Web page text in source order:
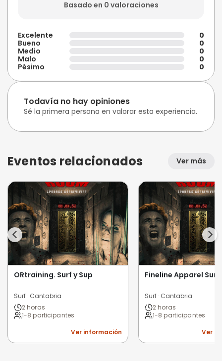
Basado en 0 valoraciones
Excelente
0
Bueno
0
Medio
0
Malo
0
Pésimo
0
Todavía no hay opiniones
Sé la primera persona en valorar esta experiencia.
Eventos relacionados Ver más
ORtraining. Surf y Sup
Surf · Cantabria
2 horas
1-8 participantes
Ver información
Fineline Apparel
Surf · Cantabria
2 horas
1-8 participantes
Ver